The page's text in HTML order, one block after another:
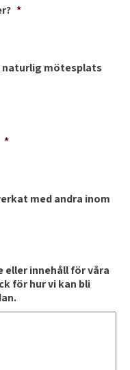
*
naturlig mötesplats
*
med andra inom
eller innehåll för våra
för hur vi kan bli